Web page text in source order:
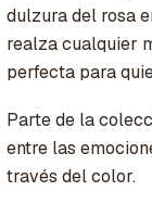
dulzura del rosa
realza cualquier
perfecta para
Parte de la
entre las
través del color.